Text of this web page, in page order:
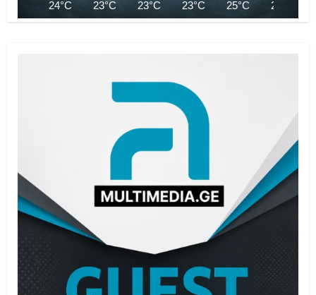
24°C 23°C 23°C 23°C 25°C 27°C